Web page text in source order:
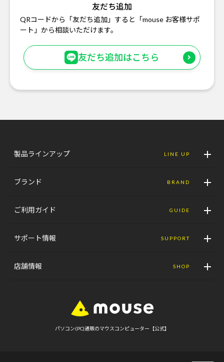
友だち追加
QRコードから「友だち追加」すると「mouse お客様サポ
ート」から相談いただけます。
友だち追加はこちら
製品ラインアップ LINE UP
ブランド BRAND
ご利用ガイド GUIDE
サポート情報 SUPPORT
店舗情報 SHOP
パソコン(PC)通販のマウスコンピューター【公式】